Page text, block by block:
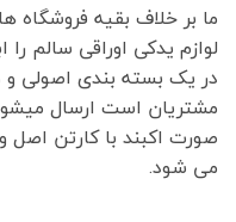
ما بر خلاف بقیه
لوازم یدکی اوراقی سالم
در یک بسته بندی اصولی و
مشتریان است ارسال
صورت اکبند با کارتن اصل
می شود.